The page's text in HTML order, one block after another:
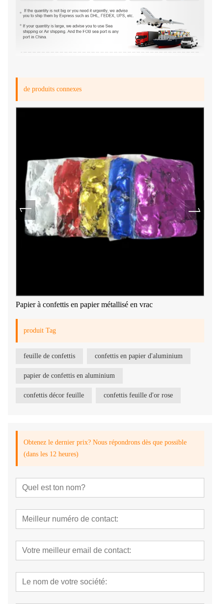
de produits connexes
Papier à confettis en papier métallisé en vrac
produit Tag
feuille de confettis confettis en papier d'aluminium
papier de confettis en aluminium
confettis décor feuille confettis feuille d'or rose
Obtenez le dernier prix? Nous répondrons dès que possible
(dans les 12 heures)